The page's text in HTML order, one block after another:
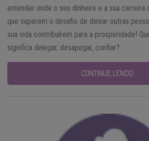
entender onde o seu dinheiro e a sua carreira
que superem o desafio de deixar outras
sua vida contribuírem para a prosperidade!
significa delegar, desapegar, confiar?
CONTINUE LENDO…